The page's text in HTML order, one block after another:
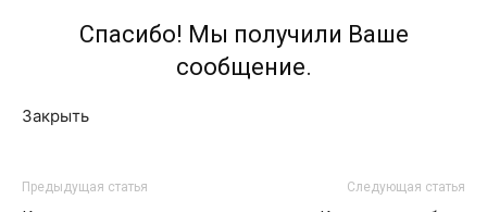
Спасибо! Мы получили Ваше
сообщение.
Закрыть
Предыдущая статья Следующая статья